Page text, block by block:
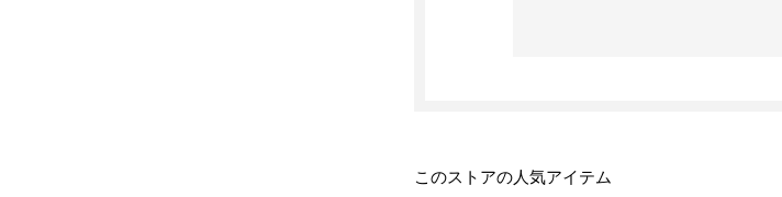
このストアの人気アイテム